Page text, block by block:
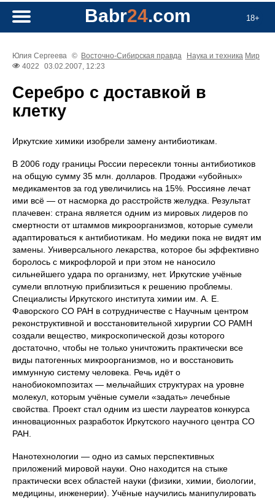
18+
Babr24.com
Юлия Сергеева © Восточно-Сибирская правда Наука и техника Мир
4022
03.02.2007, 12:23
Серебро с доставкой в
клетку
Иркутские химики изобрели замену антибиотикам.
В 2006 году границы России пересекли тонны антибиотиков
на общую сумму 35 млн. долларов. Продажи «убойных»
медикаментов за год увеличились на 15%. Россияне лечат
ими всё — от насморка до расстройств желудка. Результат
плачевен: страна является одним из мировых лидеров по
смертности от штаммов микроорганизмов, которые сумели
адаптироваться к антибиотикам. Но медики пока не видят им
замены. Универсального лекарства, которое бы эффективно
боролось с микрофлорой и при этом не наносило
сильнейшего удара по организму, нет. Иркутские учёные
сумели вплотную приблизиться к решению проблемы.
Специалисты Иркутского института химии им. А. Е.
Фаворского СО РАН в сотрудничестве с Научным центром
реконструктивной и восстановительной хирургии СО РАМН
создали вещество, микроскопической дозы которого
достаточно, чтобы не только уничтожить практически все
виды патогенных микроорганизмов, но и восстановить
иммунную систему человека. Речь идёт о
нанобиокомпозитах — мельчайших структурах на уровне
молекул, которым учёные сумели «задать» лечебные
свойства. Проект стал одним из шести лауреатов конкурса
инновационных разработок Иркутского научного центра СО
РАН.
Нанотехнологии — одно из самых перспективных
приложений мировой науки. Оно находится на стыке
практически всех областей науки (физики, химии, биологии,
медицины, инженерии). Учёные научились манипулировать